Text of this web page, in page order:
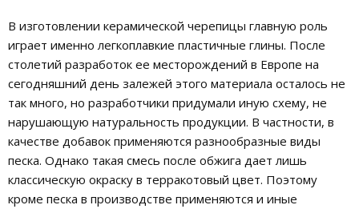
В изготовлении керамической черепицы главную роль
играет именно легкоплавкие пластичные глины. После
столетий разработок ее месторождений в Европе на
сегодняшний день залежей этого материала осталось не
так много, но разработчики придумали иную схему, не
нарушающую натуральность продукции. В частности, в
качестве добавок применяются разнообразные виды
песка. Однако такая смесь после обжига дает лишь
классическую окраску в терракотовый цвет. Поэтому
кроме песка в производстве применяются и иные